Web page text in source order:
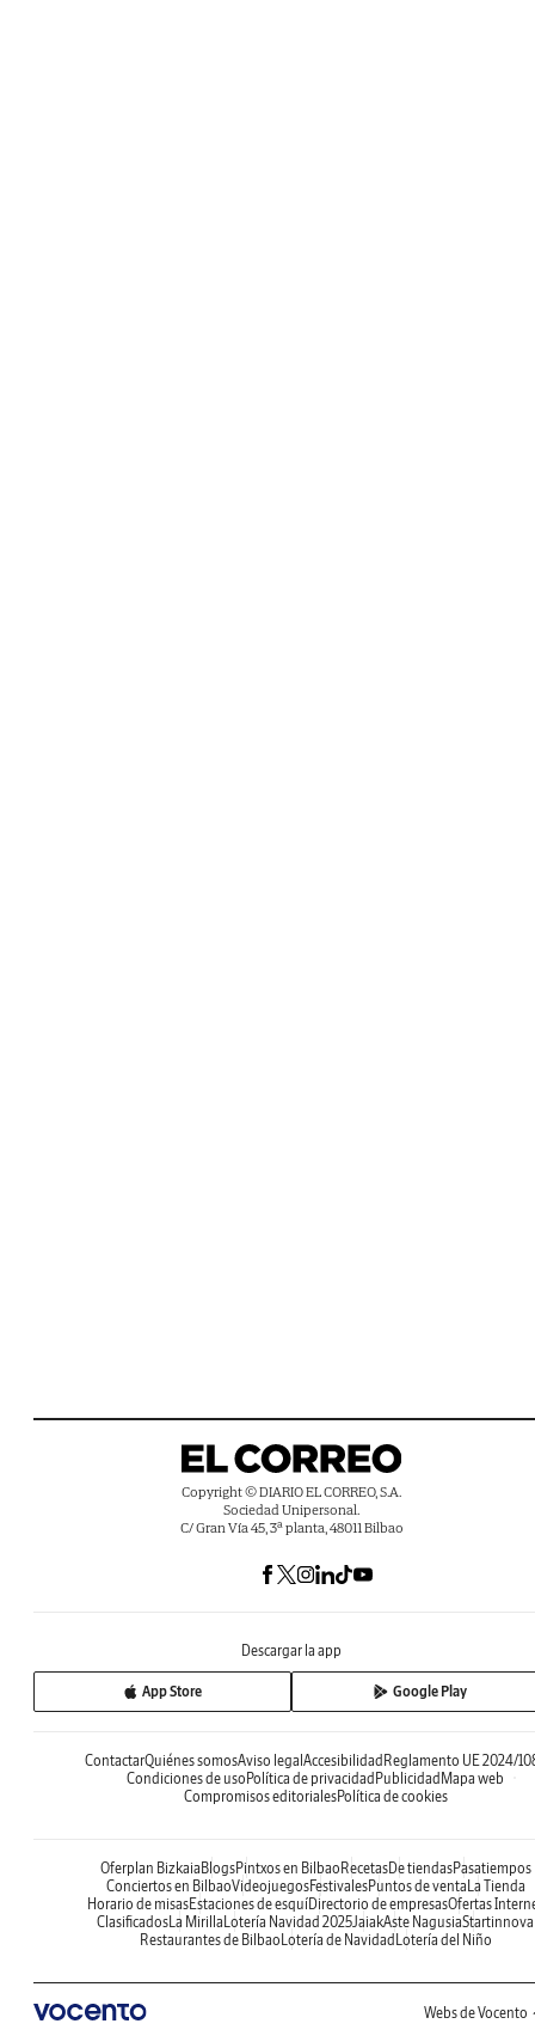
Copyright © DIARIO EL CORREO, S.A.
Sociedad Unipersonal.
C/ Gran Vía 45, 3ª planta, 48011 Bilbao
Descargar la app
App Store Google Play
ContactarQuiénes somosAviso legalAccesibilidadReglamento UE 2024/
Condiciones de usoPolítica de privacidadPublicidadMapa web
Compromisos editorialesPolítica de cookies
Oferplan BizkaiaBlogsPintxos en BilbaoRecetasDe tiendasPasatiempos
Conciertos en BilbaoVideojuegosFestivalesPuntos de ventaLa Tienda
Horario de misasEstaciones de esquíDirectorio de empresasOfertas
ClasificadosLa MirillaLotería Navidad 2025JaiakAste NagusiaStartinnova
Restaurantes de BilbaoLotería de NavidadLotería del Niño
Webs de Vocento